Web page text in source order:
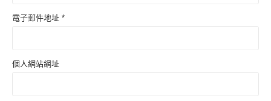
電子郵件地址 *
個人網站網址